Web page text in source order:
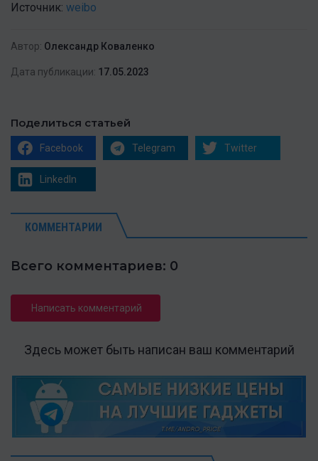
Источник: weibo
Автор: Олександр Коваленко
Дата публикации: 17.05.2023
Поделиться статьей
Facebook Telegram Twitter
LinkedIn
КОММЕНТАРИИ
Всего комментариев: 0
Написать комментарий
Здесь может быть написан ваш комментарий